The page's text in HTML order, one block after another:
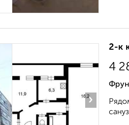
›
2-к
4